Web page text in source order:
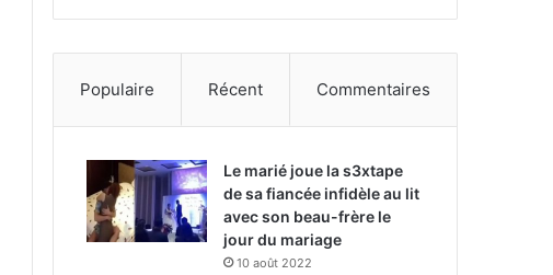
Populaire Récent Commentaires
Le marié joue la s3xtape
de sa fiancée infidèle au lit
avec son beau-frère le
jour du mariage
10 août 2022